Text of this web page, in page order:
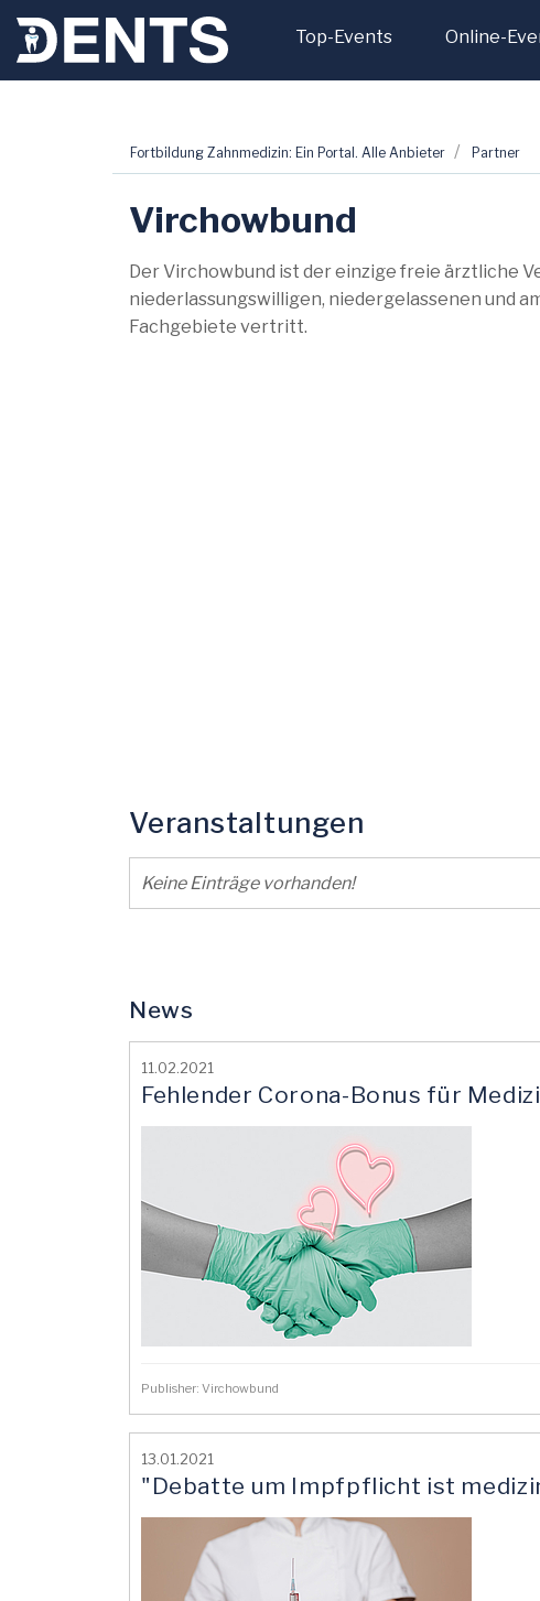
Top-Events Online-
Fortbildung Zahnmedizin: Ein Portal. Alle Anbieter Partner
Virchowbund
Der Virchowbund ist der einzige freie ärztliche
niederlassungswilligen, niedergelassenen und
Fachgebiete vertritt.
Veranstaltungen
Keine Einträge vorhanden!
News
11.02.2021
Fehlender Corona-Bonus für
Publisher: Virchowbund
13.01.2021
"Debatte um Impfpflicht ist